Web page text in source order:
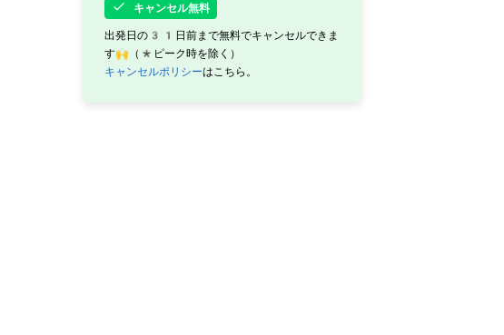
キャンセル無料
出発日の31日前まで無料でキャンセルできま
す🙌（*ピーク時を除く）
キャンセルポリシーはこちら。